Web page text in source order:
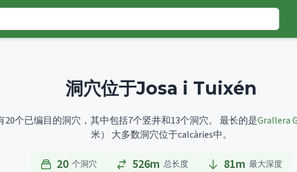
洞穴位于Josa i Tuixén
20个已编目的洞穴，其中包括7个竖井和13个洞穴。 最长的是Grallera
米）
大多数洞穴位于calcàries中。
20 个洞穴 526m 总长度 81m 最大深度